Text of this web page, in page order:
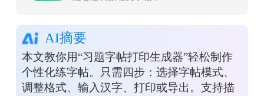
AI摘要
本文教你用“习题字帖打印生成器”轻松制作
个性化练字帖。只需四步：选择字帖模式、
调整格式、输入汉字、打印或导出。支持描